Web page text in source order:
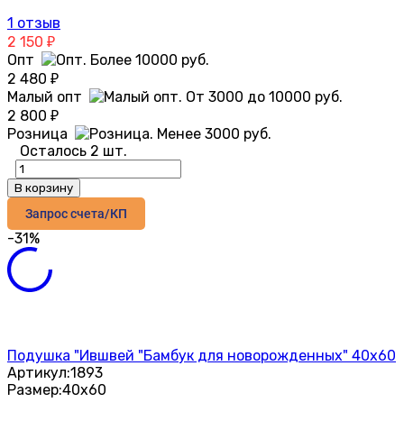
1 отзыв
2 150 ₽
Опт
2 480 ₽
Малый опт
2 800 ₽
Розница
Осталось 2 шт.
В корзину
Запрос счета/КП
-31%
Подушка "Ившвей "Бамбук для новорожденных" 40х60
Артикул:1893
Размер:40х60